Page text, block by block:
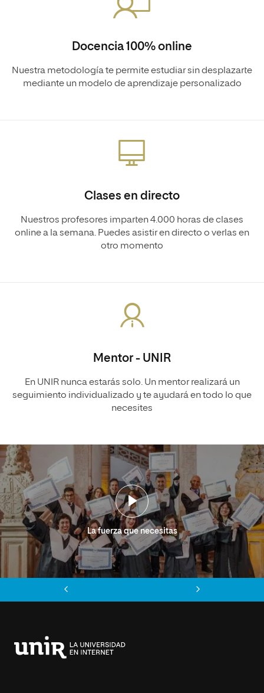
Docencia 100% online
Nuestra metodología te permite estudiar sin desplazarte
mediante un modelo de aprendizaje personalizado
Clases en directo
Nuestros profesores imparten 4.000 horas de clases
online a la semana. Puedes asistir en directo o verlas en
otro momento
Mentor - UNIR
En UNIR nunca estarás solo. Un mentor realizará un
seguimiento individualizado y te ayudará en todo lo que
necesites
La fuerza que necesitas